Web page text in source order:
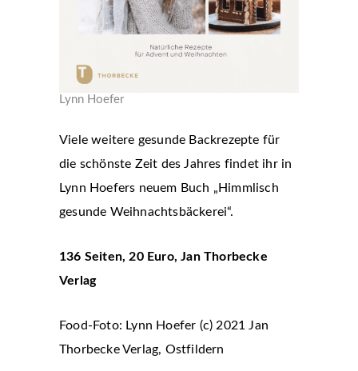
Lynn Hoefer
Viele weitere gesunde Backrezepte für
die schönste Zeit des Jahres findet ihr in
Lynn Hoefers neuem Buch „Himmlisch
gesunde Weihnachtsbäckerei“.
136 Seiten, 20 Euro, Jan Thorbecke
Verlag
Food-Foto: Lynn Hoefer (c) 2021 Jan
Thorbecke Verlag, Ostfildern